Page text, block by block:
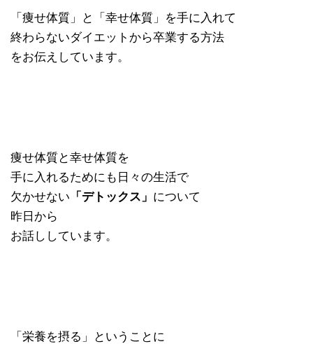
「痩せ体質」と「幸せ体質」を手に入れて
終わらないダイエットから卒業する方法
をお伝えしています。
痩せ体質と幸せ体質を
手に入れるためにも日々の生活で
欠かせない 「デトックス」 について
昨日から
お話ししています。
「栄養を摂る」ということに